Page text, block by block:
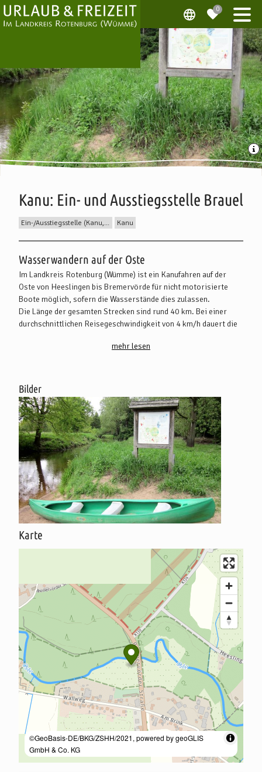
Kanu: Ein- und Ausstiegsstelle Brauel
Ein-/Ausstiegsstelle (Kanu, SUP, etc.) Kanu
Beschreibung
Wasserwandern auf der Oste
Im Landkreis Rotenburg (Wümme) ist ein Kanufahren auf der
Oste von Heeslingen bis Bremervörde für nicht motorisierte
Boote möglich, sofern die Wasserstände dies zulassen.
Die Länge der gesamten Strecken sind rund 40 km. Bei einer
durchschnittlichen Reisegeschwindigkeit von 4 km/h dauert die
Parkmöglichkeiten sind ebenfalls direkt an der Ein- und
Ausstiegsstelle gegeben. Der Mindestwasserstand, den der
NLWKN-Referenezpegelin Rockstedt haben muss, damit Sie vor
Ort einsetzen können, beträgt 690 cm.
Das Anmeldeformular zur Bootsregistrierung sowie die
Kanuverordnung finden Sie auf der Seite des Landkreises
Rotenburg (Wümme).
mehr lesen
Bilder
Karte